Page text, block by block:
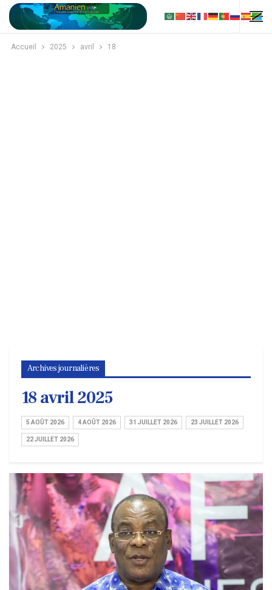
Accueil 2025 avril 18
Archives journalières
18 avril 2025
5 AOÛT 2026 4 AOÛT 2026 31 JUILLET 2026 23 JUILLET 2026
22 JUILLET 2026